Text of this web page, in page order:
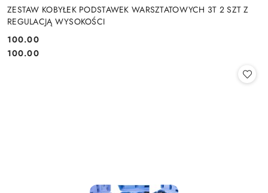
ZESTAW KOBYŁEK PODSTAWEK WARSZTATOWYCH 3T 2 SZT Z
REGULACJĄ WYSOKOŚCI
Cena:
100.00
Cena:
100.00